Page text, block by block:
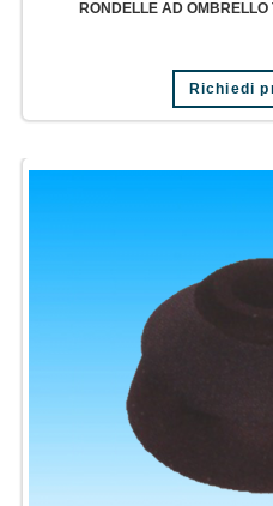
RONDELLE AD OMBRELLO
Richiedi